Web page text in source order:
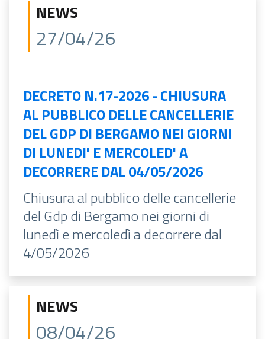
NEWS
27/04/26
DECRETO N.17-2026 - CHIUSURA
AL PUBBLICO DELLE CANCELLERIE
DEL GDP DI BERGAMO NEI GIORNI
DI LUNEDI' E MERCOLED' A
DECORRERE DAL 04/05/2026
Chiusura al pubblico delle cancellerie
del Gdp di Bergamo nei giorni di
lunedì e mercoledì a decorrere dal
4/05/2026
NEWS
08/04/26